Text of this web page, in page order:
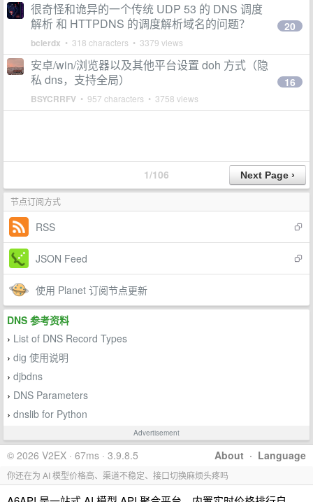
很奇怪和诡异的一个传统 UDP 53 的 DNS 调度
解析 和 HTTPDNS 的调度解析域名的问题？
bclerdx • 318 characters • 3379 views
20
安卓/win/浏览器以及其他平台设置 doh 方式（隐
私 dns，支持全局）
BSYCRRFV • 957 characters • 3758 views
16
1/106
节点订阅方式
RSS
JSON Feed
使用 Planet 订阅节点更新
DNS 参考资料
› List of DNS Record Types
› dig 使用说明
› djbdns
› DNS Parameters
› dnslib for Python
Advertisement
About · Language
© 2026 V2EX · 67ms · 3.9.8.5
你还在为 AI 模型价格高、渠道不稳定、接口切换麻烦头疼吗